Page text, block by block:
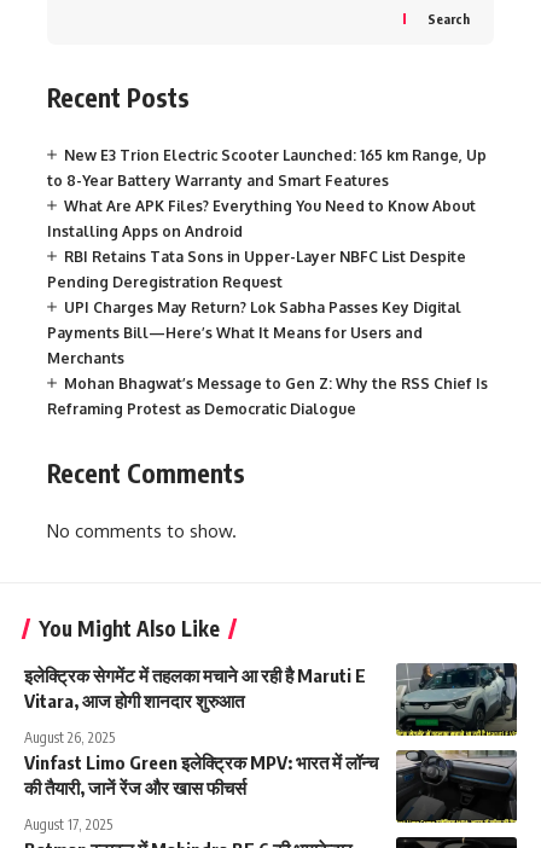
Search
Recent Posts
New E3 Trion Electric Scooter Launched: 165 km Range, Up
to 8-Year Battery Warranty and Smart Features
What Are APK Files? Everything You Need to Know About
Installing Apps on Android
RBI Retains Tata Sons in Upper-Layer NBFC List Despite
Pending Deregistration Request
UPI Charges May Return? Lok Sabha Passes Key Digital
Payments Bill—Here’s What It Means for Users and
Merchants
Mohan Bhagwat’s Message to Gen Z: Why the RSS Chief Is
Reframing Protest as Democratic Dialogue
Recent Comments
No comments to show.
You Might Also Like
इलेक्ट्रिक सेगमेंट में तहलका मचाने आ रही है Maruti E
Vitara, आज होगी शानदार शुरुआत
August 26, 2025
Vinfast Limo Green इलेक्ट्रिक MPV: भारत में लॉन्च
की तैयारी, जानें रेंज और खास फीचर्स
August 17, 2025